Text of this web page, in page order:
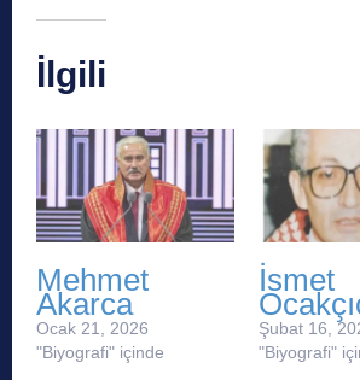
İlgili
Mehmet
Akarca
Ocak 21, 2026
"Biyografi" içinde
İsmet
Şubat 16,
"Biyografi"